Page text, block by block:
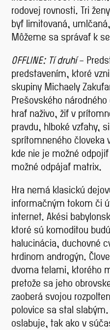
rodovej rovnosti. Tri
byť limitovaná,
Môžeme sa správať k
OFFLINE: Tí druhí–
predstavením, ktoré
skupiny Michaely
Prešovského
hrať naživo, žiť v
pravdu, hlboké vzťahy,
sprítomneného človeka
kde nie je možné
možné odpájať matrix.
Hra nemá klasickú
informačným tokom či
internet. Akési
ktoré sú komoditou
halucinácia, duchovné
hrdinom androgýn.
dvoma telami, ktorého
pretože sa jeho
zaoberá svojou
polovice sa stal
oslabuje, tak ako v